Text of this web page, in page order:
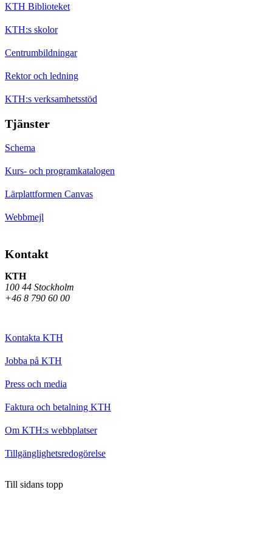
KTH Biblioteket
KTH:s skolor
Centrumbildningar
Rektor och ledning
KTH:s verksamhetsstöd
Tjänster
Schema
Kurs- och programkatalogen
Lärplattformen Canvas
Webbmejl
Kontakt
KTH
100 44 Stockholm
+46 8 790 60 00
Kontakta KTH
Jobba på KTH
Press och media
Faktura och betalning KTH
Om KTH:s webbplatser
Tillgänglighetsredogörelse
Till sidans topp